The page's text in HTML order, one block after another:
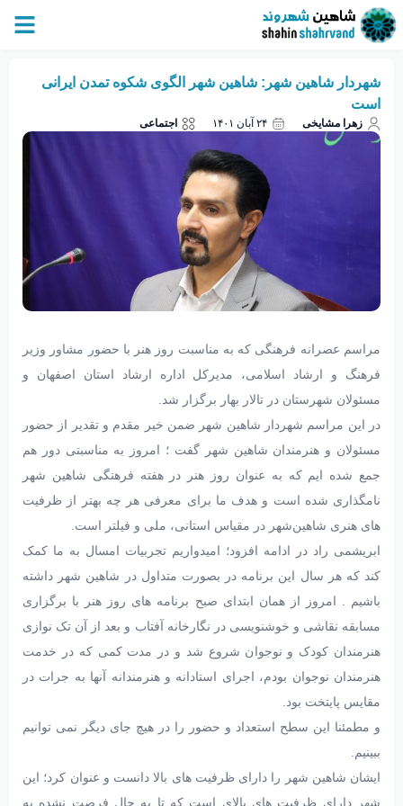
شهردار شاهین شهر: شاهین شهر الگوی شکوه تمدن ایرانی
است
زهرا مشایخی ۲۴ آبان ۱۴۰۱ اجتماعی
مراسم عصرانه فرهنگی که به مناسبت روز هنر با حضور مشاور وزیر
فرهنگ و ارشاد اسلامی، مدیرکل اداره ارشاد استان اصفهان و
مسئولان شهرستان در تالار بهار برگزار شد.
در این مراسم شهردار شاهین شهر ضمن خیر مقدم و تقدیر از حضور
مسئولان و هنرمندان شاهین شهر گفت ؛ امروز به مناسبتی دور هم
جمع شده ایم که به عنوان روز هنر در هفته فرهنگی شاهین شهر
نامگذاری شده است و هدف ما برای معرفی هر چه بهتر از ظرفیت
های هنری شاهین‌شهر در مقیاس استانی، ملی و فیلتر است.
ابریشمی راد در ادامه افزود؛ امیدواریم تجربیات امسال به ما کمک
کند که هر سال این برنامه در بصورت متداول در شاهین شهر داشته
باشیم . امروز از همان ابتدای صبح برنامه های روز هنر با برگزاری
مسابقه نقاشی و خوشنویسی در نگارخانه آفتاب و بعد از آن تک نوازی
هنرمندان کودک و نوجوان شروع شد و در مدت کمی که در خدمت
هنرمندان نوجوان بودم، اجرای استادانه و هنرمندانه آنها به جرات در
مقایس پایتخت بود.
و مطمئنا این سطح استعداد و حضور را در هیچ جای دیگر نمی توانیم
ببینیم.
ایشان شاهین شهر را دارای ظرفیت های بالا دانست و عنوان کرد؛ این
شهر دارای ظرفیت های بالای است که تا به حال فرصت نشده به